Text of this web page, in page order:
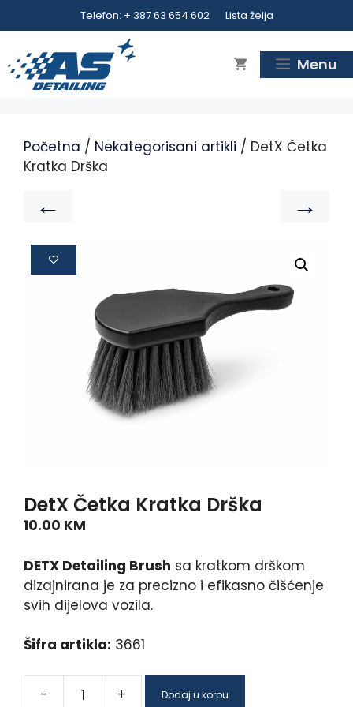
Telefon: + 387 63 654 602 Lista želja
Menu
Početna / Nekategorisani artikli / DetX Četka
Kratka Drška
← →
DetX Četka Kratka Drška
10.00 KM
DETX Detailing Brush sa kratkom drškom
dizajnirana je za precizno i efikasno čišćenje
svih dijelova vozila.
Šifra artikla: 3661
- + Dodaj u korpu